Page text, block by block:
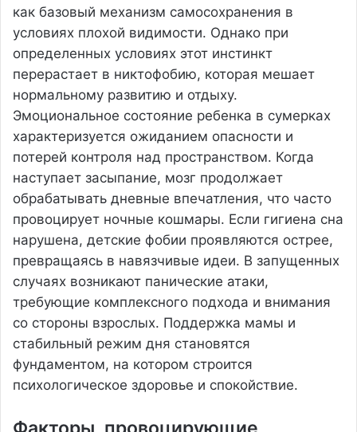
как базовый механизм самосохранения в
условиях плохой видимости. Однако при
определенных условиях этот инстинкт
перерастает в никтофобию, которая мешает
нормальному развитию и отдыху.
Эмоциональное состояние ребенка в сумерках
характеризуется ожиданием опасности и
потерей контроля над пространством. Когда
наступает засыпание, мозг продолжает
обрабатывать дневные впечатления, что часто
провоцирует ночные кошмары. Если гигиена сна
нарушена, детские фобии проявляются острее,
превращаясь в навязчивые идеи. В запущенных
случаях возникают панические атаки,
требующие комплексного подхода и внимания
со стороны взрослых. Поддержка мамы и
стабильный режим дня становятся
фундаментом, на котором строится
психологическое здоровье и спокойствие.